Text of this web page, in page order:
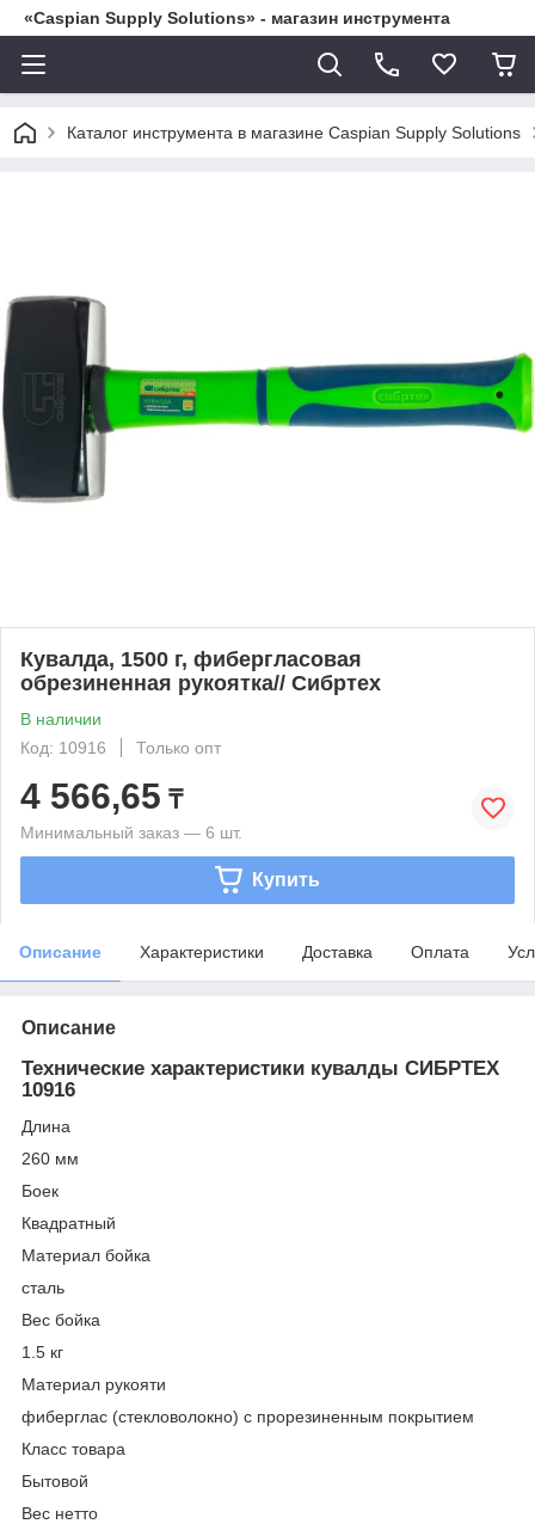
«Caspian Supply Solutions» - магазин инструмента
Каталог инструмента в магазине Caspian Supply Solutions
Кувалда, 1500 г, фибергласовая
обрезиненная рукоятка// Сибртех
В наличии
Код: 10916
Только опт
4 566,65 ₸
Минимальный заказ — 6 шт.
Купить
Описание Характеристики Доставка Оплата
Описание
Технические характеристики кувалды СИБРТЕХ
10916
Длина
260 мм
Боек
Квадратный
Материал бойка
сталь
Вес бойка
1.5 кг
Материал рукояти
фиберглас (стекловолокно) с прорезиненным покрытием
Класс товара
Бытовой
Вес нетто